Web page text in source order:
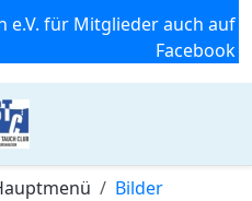
e.V. für Mitglieder auch auf
Facebook
Bilder